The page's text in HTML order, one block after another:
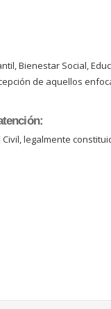
Bienestar Social,
de aquellos
legalmente